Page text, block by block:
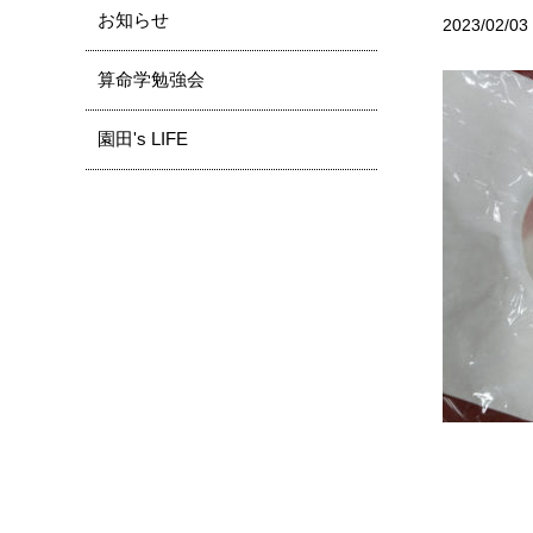
2023/02/03
お知らせ
算命学勉強会
園田's LIFE